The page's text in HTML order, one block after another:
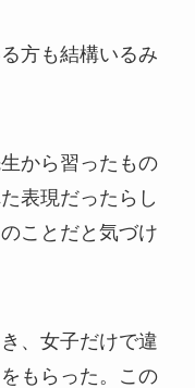
方も結構いるみ
から習ったもの
表現だったらし
ことだと気づけ
、女子だけで違
もらった。この